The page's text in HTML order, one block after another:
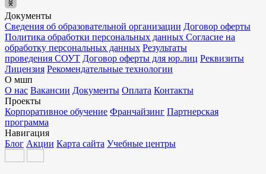
Документы
Сведения об образовательной организации Договор оферты
Политика обработки персональных данных Согласие на
обработку персональных данных Результаты
проведения СОУТ Договор оферты для юр.лиц Реквизиты
Лицензия Рекомендательные технологии
О мшп
О нас Вакансии Документы Оплата Контакты
Проекты
Корпоративное обучение Франчайзинг Партнерская
программа
Навигация
Блог Акции Карта сайта Учебные центры